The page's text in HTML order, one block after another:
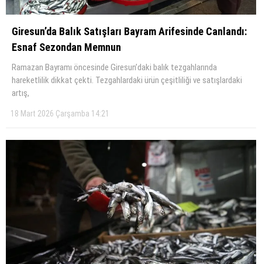
Facebook
Instagram
Youtube
YAŞAM
EĞITIM
SAĞLIK
KÜLTÜR SANAT
SERVISLER
Giresun’da Balık Satışları Bayram Arifesinde Canlandı:
Esnaf Sezondan Memnun
Ramazan Bayramı öncesinde Giresun’daki balık tezgahlarında
hareketlilik dikkat çekti. Tezgahlardaki ürün çeşitliliği ve satışlardaki
artış,
18 Mart 2026 Çarşamba 14:21